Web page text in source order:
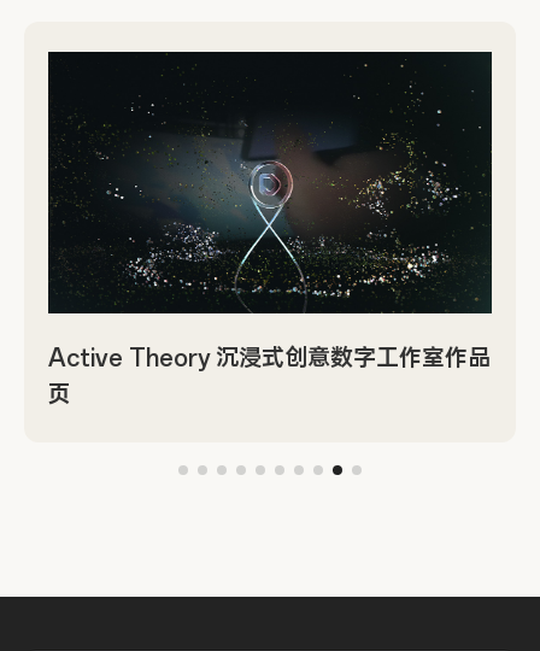
Active Theory 沉浸式创意数字工作室作品
页